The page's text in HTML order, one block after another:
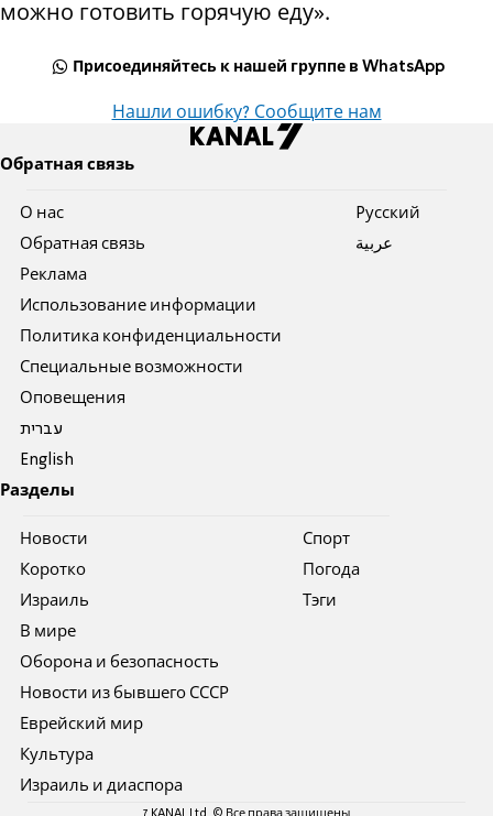
можно готовить горячую еду».
Присоединяйтесь к нашей группе в WhatsApp
Нашли ошибку? Сообщите нам
Обратная связь
О нас
Обратная связь
Реклама
Использование информации
Политика конфиденциальности
Специальные возможности
Оповещения
עברית
English
Pусский
عربية
Разделы
Новости
Коротко
Израиль
В мире
Оборона и безопасность
Новости из бывшего СССР
Еврейский мир
Культура
Израиль и диаспора
Спорт
Погода
Тэги